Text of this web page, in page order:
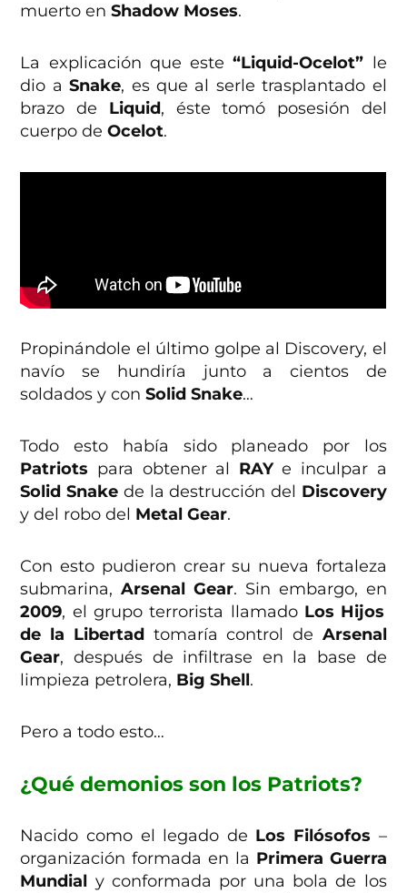
muerto enShadow Moses.
La explicación que este“Liquid-Ocelot” le
dio aSnake, es que al serle trasplantado el
brazo de Liquid, éste tomó posesión del
cuerpo de Ocelot.
Propinándole el último golpe al Discovery, el
navío se hundiría junto a cientos de
soldados y conSolid Snake…
Todo esto había sido planeado por los
Patriots para obtener al RAYe inculpar a
Solid Snake de la destrucción del Discovery
y del robo del Metal Gear.
Con esto pudieron crear su nueva fortaleza
submarina,Arsenal Gear. Sin embargo, en
2009, el grupo terrorista llamado Los Hijos
de la Libertad tomaría control de Arsenal
Gear, después de infiltrase en la base de
limpieza petrolera, Big Shell.
Pero a todo esto…
¿Qué demonios son los Patriots?
Nacido como el legado de Los Filósofos –
organización formada en la Primera Guerra
Mundial y conformada por una bola de los